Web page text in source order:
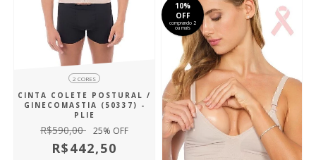
2 CORES
CINTA COLETE POSTURAL /
GINECOMASTIA (50337) -
PLIE
R$590,00 25% OFF
R$442,50
10%
OFF
comprando 2
ou mais